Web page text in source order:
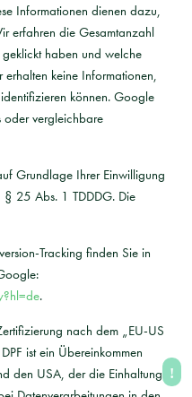
Informationen dienen dazu,
erfahren die Gesamtanzahl
haben und welche
keine Informationen,
können. Google
oder vergleichbare
Grundlage Ihrer Einwilligung
25 Abs. 1 TDDDG. Die
Tracking finden Sie in
.
nach dem „EU-US
ist ein Übereinkommen
den USA, der die Einhaltung